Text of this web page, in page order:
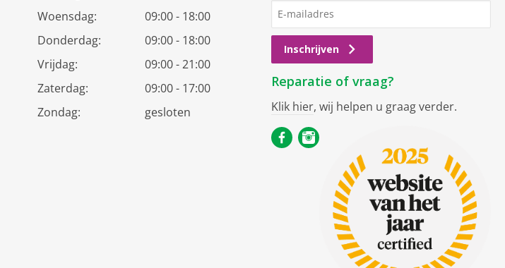
Woensdag:
09:00 - 18:00
Donderdag:
09:00 - 18:00
Vrijdag:
09:00 - 21:00
Zaterdag:
09:00 - 17:00
Zondag:
gesloten
Inschrijven
Reparatie of vraag?
Klik hier, wij helpen u graag verder.